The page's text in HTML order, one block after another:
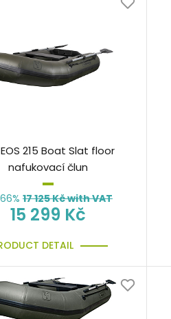
215 Boat Slat floor
nafukovací člun
17 125Kč with VAT
15 299 Kč
DETAIL